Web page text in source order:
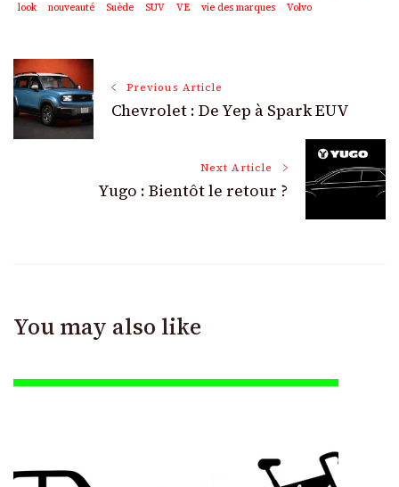
look
nouveauté Suède SUV VE vie des marques Volvo
Post
Navigation
Previous Article
Chevrolet : De Yep à Spark EUV
Next Article
Yugo : Bientôt le retour ?
You may also like